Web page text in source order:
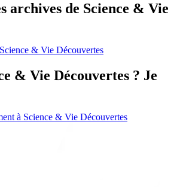
archives de Science & Vie
& Vie Découvertes
& Vie Découvertes ? Je
à Science & Vie Découvertes